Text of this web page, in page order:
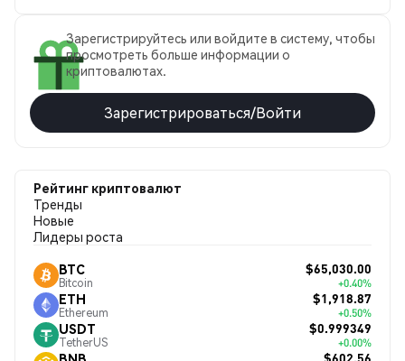
Зарегистрируйтесь или войдите в систему, чтобы
просмотреть больше информации о
криптовалютах.
Зарегистрироваться/Войти
Рейтинг криптовалют
Тренды
Новые
Лидеры роста
BTC
Bitcoin
$65,030.00
+0.40%
ETH
Ethereum
$1,918.87
+0.50%
USDT
TetherUS
$0.999349
+0.00%
$602.56